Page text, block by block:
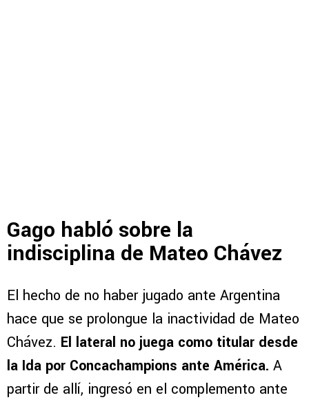
Gago habló sobre la
indisciplina de Mateo Chávez
El hecho de no haber jugado ante Argentina
hace que se prolongue la inactividad de Mateo
Chávez. El lateral no juega como titular desde
la Ida por Concachampions ante América. A
partir de allí, ingresó en el complemento ante